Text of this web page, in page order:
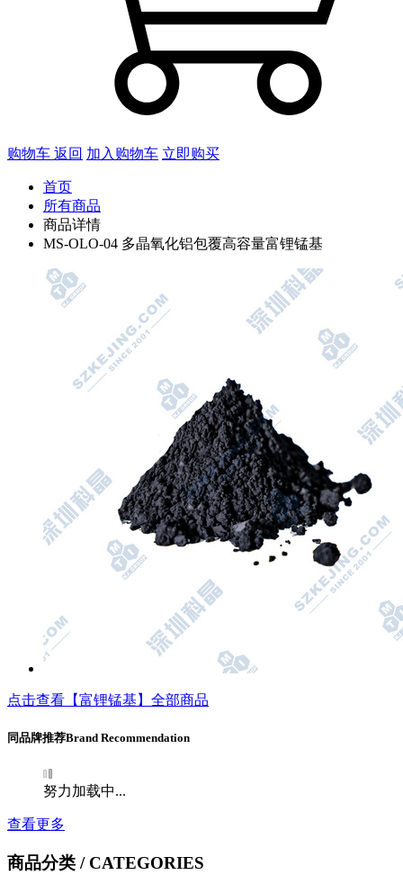
购物车 返回 加入购物车 立即购买
首页
所有商品
商品详情
MS-OLO-04 多晶氧化铝包覆高容量富锂锰基
点击查看【富锂锰基】全部商品
同品牌推荐Brand Recommendation
努力加载中...
查看更多
商品分类 / CATEGORIES